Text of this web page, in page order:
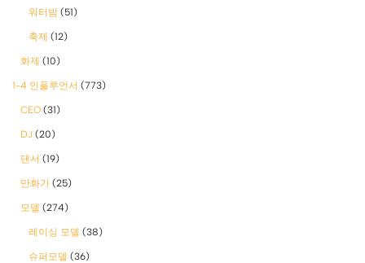
워터밤 (51)
축제 (12)
화제 (10)
1-4 인플루언서 (773)
CEO (31)
DJ (20)
댄서 (19)
만화가 (25)
모델 (274)
레이싱 모델 (38)
슈퍼모델 (36)